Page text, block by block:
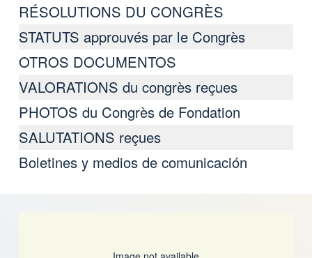
RÉSOLUTIONS DU CONGRÈS
STATUTS approuvés par le Congrès
OTROS DOCUMENTOS
VALORATIONS du congrès reçues
PHOTOS du Congrès de Fondation
SALUTATIONS reçues
Boletines y medios de comunicación